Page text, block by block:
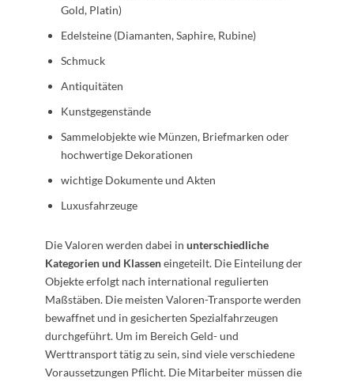
Gold, Platin)
Edelsteine (Diamanten, Saphire, Rubine)
Schmuck
Antiquitäten
Kunstgegenstände
Sammelobjekte wie Münzen, Briefmarken oder
hochwertige Dekorationen
wichtige Dokumente und Akten
Luxusfahrzeuge
Die Valoren werden dabei in unterschiedliche
Kategorien und Klasseneingeteilt. Die Einteilung der
Objekte erfolgt nach international regulierten
Maßstäben. Die meisten Valoren-Transporte werden
bewaffnet und in gesicherten Spezialfahrzeugen
durchgeführt. Um im Bereich Geld- und
Werttransport tätig zu sein, sind viele verschiedene
Voraussetzungen Pflicht. Die Mitarbeiter müssen die